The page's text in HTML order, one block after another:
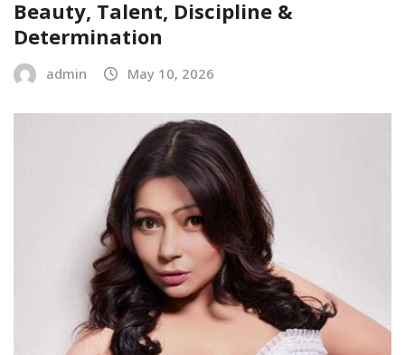
Beauty, Talent, Discipline &
Determination
admin May 10, 2026